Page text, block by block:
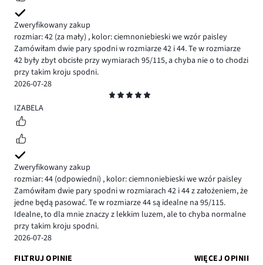
Zweryfikowany zakup
rozmiar: 42 (za mały) , kolor: ciemnoniebieski we wzór paisley
Zamówiłam dwie pary spodni w rozmiarze 42 i 44. Te w rozmiarze
42 były zbyt obcisłe przy wymiarach 95/115, a chyba nie o to chodzi
przy takim kroju spodni.
2026-07-28
5
IZABELA
Zweryfikowany zakup
rozmiar: 44 (odpowiedni) , kolor: ciemnoniebieski we wzór paisley
Zamówiłam dwie pary spodni w rozmiarach 42 i 44 z założeniem, że
jedne będą pasować. Te w rozmiarze 44 są idealne na 95/115.
Idealne, to dla mnie znaczy z lekkim luzem, ale to chyba normalne
przy takim kroju spodni.
2026-07-28
FILTRUJ OPINIE
WIĘCEJ OPINII